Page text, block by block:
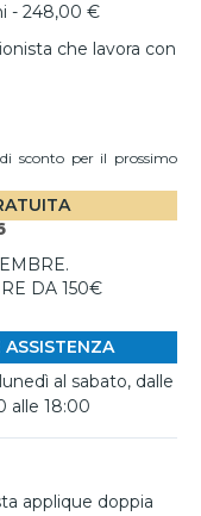
- 248,00 €
che lavora con
di sconto per il prossimo
DA 150€
ASSISTENZA
al sabato, dalle
alle 18:00
applique doppia